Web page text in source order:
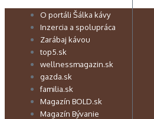
Preskočiť O portáli Šálka kávy
Inzercia a spolupráca
Zarábaj kávou
top5.sk
wellnessmagazin.sk
gazda.sk
familia.sk
Magazín BOLD.sk
Magazín Bývanie